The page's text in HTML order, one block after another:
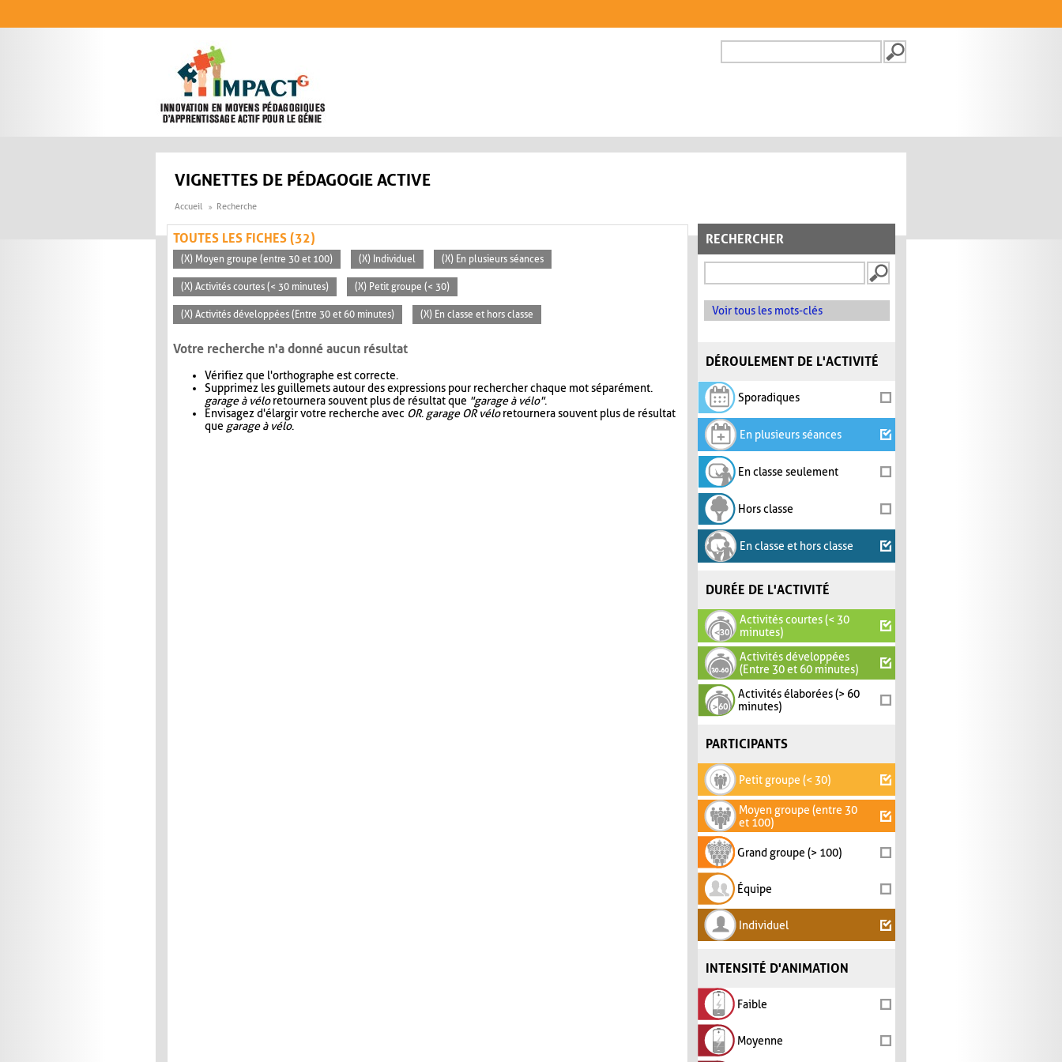
FORMULAIRE DE
VIGNETTES DE PÉDAGOGIE ACTIVE
Accueil Recherche
RECHERCHER
Voir tous les mots-clés
DÉROULEMENT DE L'ACTIVITÉ
Sporadiques
En plusieurs séances
En classe seulement
Hors classe
En classe et hors classe
DURÉE DE L'ACTIVITÉ
Activités courtes (< 30
minutes)
Activités développées
(Entre 30 et 60 minutes)
Activités élaborées (> 60
minutes)
PARTICIPANTS
Petit groupe (< 30)
Moyen groupe (entre 30
et 100)
Grand groupe (> 100)
Équipe
Individuel
INTENSITÉ D'ANIMATION
Faible
Moyenne
TOUTES LES FICHES (32)
(X) Moyen groupe (entre 30 et 100) (X) Individuel (X) En plusieurs séances
(X) Activités courtes (< 30 minutes) (X) Petit groupe (< 30)
(X) Activités développées (Entre 30 et 60 minutes) (X) En classe et hors classe
Votre recherche n'a donné aucun résultat
Vérifiez que l'orthographe est correcte.
Supprimez les guillemets autour des expressions pour rechercher chaque mot séparément.
garage à véloretournera souvent plus de résultat que "garage à vélo".
Envisagez d'élargir votre recherche avec OR. garage OR véloretournera souvent plus de résultat
que garage à vélo.